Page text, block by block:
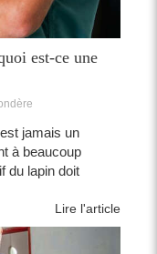
est-ce une
jamais un
à beaucoup
du lapin doit
Lire l'article